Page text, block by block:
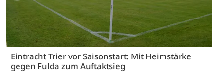
Eintracht Trier vor Saisonstart: Mit Heimstärke
gegen Fulda zum Auftaktsieg